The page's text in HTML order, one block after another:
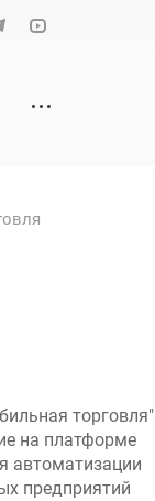
торговля"
на платформе
автоматизации
предприятий